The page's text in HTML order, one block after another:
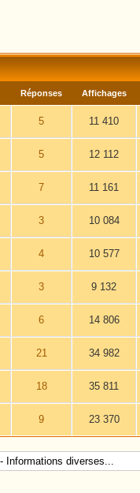
Réponses Affichages
5 11 410
5 12 112
7 11 161
3 10 084
4 10 577
3 9 132
6 14 806
21 34 982
18 35 811
9 23 370